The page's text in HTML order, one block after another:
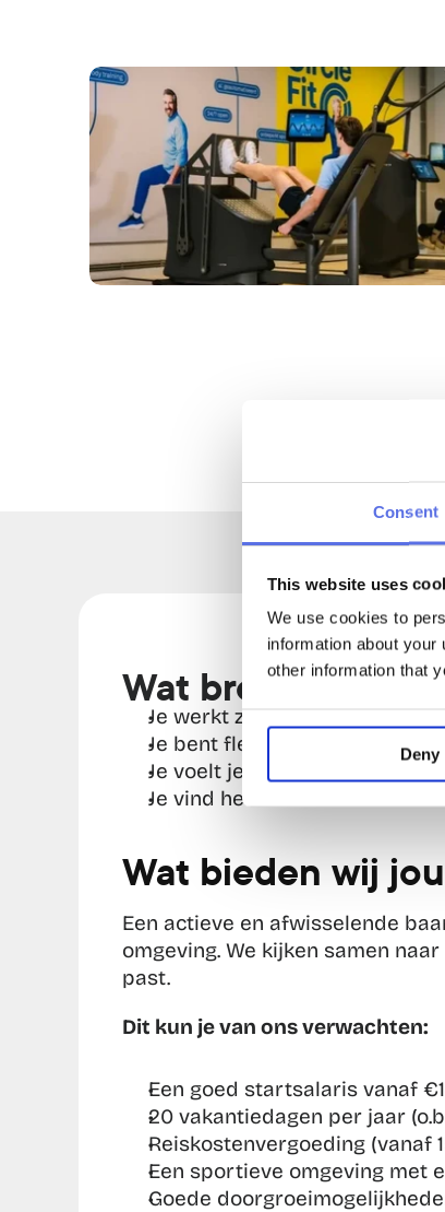
Consent
This website uses
We use cookies to
information about
other information that
Deny
Wat breng jij mee?
Je werkt zelfstandig en ziet
Je bent flexibel en helpt
Je voelt je thuis in een
Je vind het leuk om mensen te
Wat bieden wij
Een actieve en afwisselende
omgeving. We kijken samen
past.
Dit kun je van ons verwachten:
Een goed startsalaris vanaf
20 vakantiedagen per jaar
Reiskostenvergoeding (vanaf
Een sportieve omgeving met
Goede